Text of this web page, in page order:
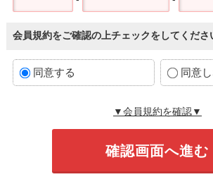
会員規約をご確認の上チェックをしてくださ
同意する 同意
▼会員規約を確認▼